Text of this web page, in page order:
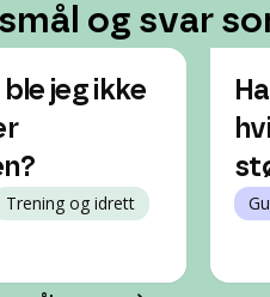
og svar
jeg ikke
Trening og idrett